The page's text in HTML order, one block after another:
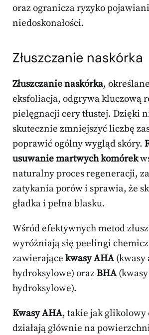
oraz ogranicza ryzyko
niedoskonałości.
Złuszczanie naskórka
Złuszczanie naskórka,
eksfoliacja, odgrywa kluczową
pielęgnacji cery tłustej. Dzięki
skutecznie zmniejszyć liczbę
poprawić ogólny wygląd skóry.
usuwanie martwych komórek
naturalny proces regeneracji,
zatykania porów i sprawia, że
gładka i pełna blasku.
Wśród efektywnych metod
wyróżniają się peelingi
zawierające kwasy AHA(kwasy
hydroksylowe) orazBHA
hydroksylowe).
Kwasy AHA, takie jak glikolowy
działają głównie na